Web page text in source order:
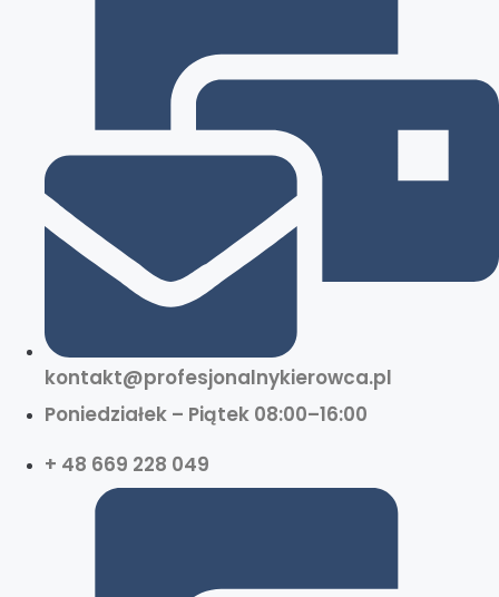
kontakt@profesjonalnykierowca.pl
Poniedziałek – Piątek 08:00–16:00
+ 48 669 228 049